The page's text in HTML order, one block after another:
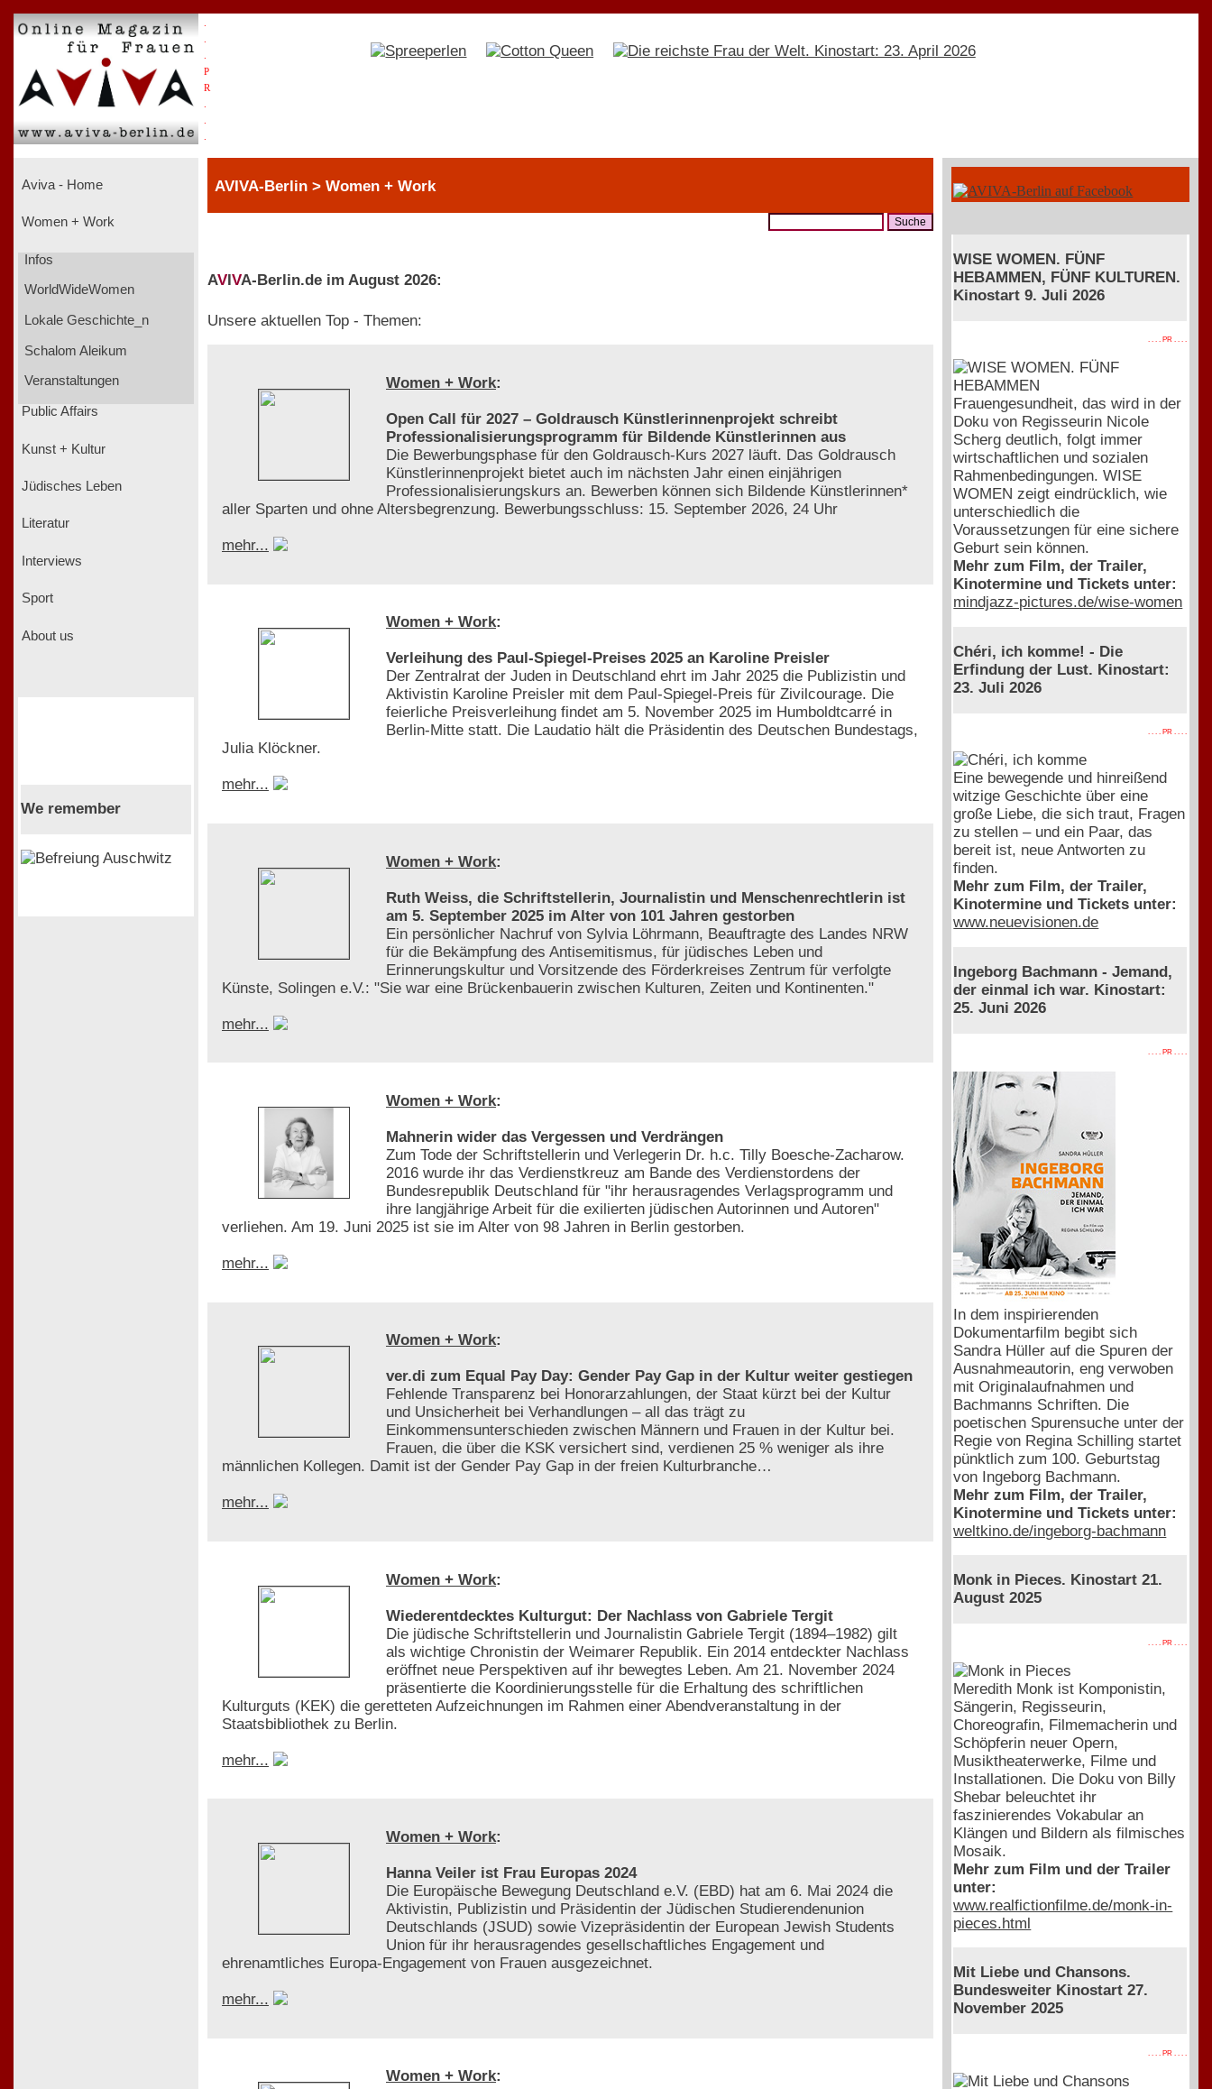
P
R
Aviva - Home
Women + Work
Infos
WorldWideWomen
Lokale Geschichte_n
Schalom Aleikum
Veranstaltungen
Public Affairs
Kunst + Kultur
Jüdisches Leben
Literatur
Interviews
Sport
About us
We remember
AVIVA-Berlin > Women + Work
AVIVA-Berlin.de im August 2026:
Unsere aktuellen Top - Themen:
Women + Work:
Open Call für 2027 – Goldrausch Künstlerinnenprojekt schreibt
Professionalisierungsprogramm für Bildende Künstlerinnen aus
Die Bewerbungsphase für den Goldrausch-Kurs 2027 läuft. Das Goldrausch
Künstlerinnenprojekt bietet auch im nächsten Jahr einen einjährigen
Professionalisierungskurs an. Bewerben können sich Bildende Künstlerinnen*
aller Sparten und ohne Altersbegrenzung. Bewerbungsschluss: 15. September 2026, 24 Uhr
mehr...
Women + Work:
Verleihung des Paul-Spiegel-Preises 2025 an Karoline Preisler
Der Zentralrat der Juden in Deutschland ehrt im Jahr 2025 die Publizistin und
Aktivistin Karoline Preisler mit dem Paul-Spiegel-Preis für Zivilcourage. Die
feierliche Preisverleihung findet am 5. November 2025 im Humboldtcarré in
Berlin-Mitte statt. Die Laudatio hält die Präsidentin des Deutschen Bundestags,
Julia Klöckner.
mehr...
Women + Work:
Ruth Weiss, die Schriftstellerin, Journalistin und Menschenrechtlerin ist
am 5. September 2025 im Alter von 101 Jahren gestorben
Ein persönlicher Nachruf von Sylvia Löhrmann, Beauftragte des Landes NRW
für die Bekämpfung des Antisemitismus, für jüdisches Leben und
Erinnerungskultur und Vorsitzende des Förderkreises Zentrum für verfolgte
Künste, Solingen e.V.: "Sie war eine Brückenbauerin zwischen Kulturen, Zeiten und Kontinenten."
mehr...
Women + Work:
Mahnerin wider das Vergessen und Verdrängen
Zum Tode der Schriftstellerin und Verlegerin Dr. h.c. Tilly Boesche-Zacharow.
2016 wurde ihr das Verdienstkreuz am Bande des Verdienstordens der
Bundesrepublik Deutschland für "ihr herausragendes Verlagsprogramm und
ihre langjährige Arbeit für die exilierten jüdischen Autorinnen und Autoren"
verliehen. Am 19. Juni 2025 ist sie im Alter von 98 Jahren in Berlin gestorben.
mehr...
Women + Work:
ver.di zum Equal Pay Day: Gender Pay Gap in der Kultur weiter gestiegen
Fehlende Transparenz bei Honorarzahlungen, der Staat kürzt bei der Kultur
und Unsicherheit bei Verhandlungen – all das trägt zu
Einkommensunterschieden zwischen Männern und Frauen in der Kultur bei.
Frauen, die über die KSK versichert sind, verdienen 25 % weniger als ihre
männlichen Kollegen. Damit ist der Gender Pay Gap in der freien Kulturbranche…
mehr...
Women + Work:
Wiederentdecktes Kulturgut: Der Nachlass von Gabriele Tergit
Die jüdische Schriftstellerin und Journalistin Gabriele Tergit (1894–1982) gilt
als wichtige Chronistin der Weimarer Republik. Ein 2014 entdeckter Nachlass
eröffnet neue Perspektiven auf ihr bewegtes Leben. Am 21. November 2024
präsentierte die Koordinierungsstelle für die Erhaltung des schriftlichen
Kulturguts (KEK) die geretteten Aufzeichnungen im Rahmen einer Abendveranstaltung in der
Staatsbibliothek zu Berlin.
mehr...
Women + Work:
Hanna Veiler ist Frau Europas 2024
Die Europäische Bewegung Deutschland e.V. (EBD) hat am 6. Mai 2024 die
Aktivistin, Publizistin und Präsidentin der Jüdischen Studierendenunion
Deutschlands (JSUD) sowie Vizepräsidentin der European Jewish Students
Union für ihr herausragendes gesellschaftliches Engagement und
ehrenamtliches Europa-Engagement von Frauen ausgezeichnet.
mehr...
Women + Work:
WISE WOMEN. FÜNF
HEBAMMEN, FÜNF KULTUREN.
Kinostart 9. Juli 2026
. . . . PR . . . .
Frauengesundheit, das wird in der
Doku von Regisseurin Nicole
Scherg deutlich, folgt immer
wirtschaftlichen und sozialen
Rahmenbedingungen. WISE
WOMEN zeigt eindrücklich, wie
unterschiedlich die
Voraussetzungen für eine sichere
Geburt sein können.
Mehr zum Film, der Trailer,
Kinotermine und Tickets unter:
mindjazz-pictures.de/wise-women
Chéri, ich komme! - Die
Erfindung der Lust. Kinostart:
23. Juli 2026
. . . . PR . . . .
Eine bewegende und hinreißend
witzige Geschichte über eine
große Liebe, die sich traut, Fragen
zu stellen – und ein Paar, das
bereit ist, neue Antworten zu
finden.
Mehr zum Film, der Trailer,
Kinotermine und Tickets unter:
www.neuevisionen.de
Ingeborg Bachmann - Jemand,
der einmal ich war. Kinostart:
25. Juni 2026
. . . . PR . . . .
In dem inspirierenden
Dokumentarfilm begibt sich
Sandra Hüller auf die Spuren der
Ausnahmeautorin, eng verwoben
mit Originalaufnahmen und
Bachmanns Schriften. Die
poetischen Spurensuche unter der
Regie von Regina Schilling startet
pünktlich zum 100. Geburtstag
von Ingeborg Bachmann.
Mehr zum Film, der Trailer,
Kinotermine und Tickets unter:
weltkino.de/ingeborg-bachmann
Monk in Pieces. Kinostart 21.
August 2025
. . . . PR . . . .
Meredith Monk ist Komponistin,
Sängerin, Regisseurin,
Choreografin, Filmemacherin und
Schöpferin neuer Opern,
Musiktheaterwerke, Filme und
Installationen. Die Doku von Billy
Shebar beleuchtet ihr
faszinierendes Vokabular an
Klängen und Bildern als filmisches
Mosaik.
Mehr zum Film und der Trailer
unter:
www.realfictionfilme.de/monk-in-
pieces.html
Mit Liebe und Chansons.
Bundesweiter Kinostart 27.
November 2025
. . . . PR . . . .